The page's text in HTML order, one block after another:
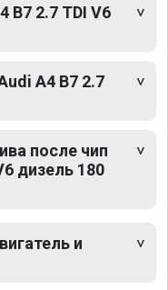
B7 2.7 TDI V6
A4 B7 2.7
после чип
дизель 180
и